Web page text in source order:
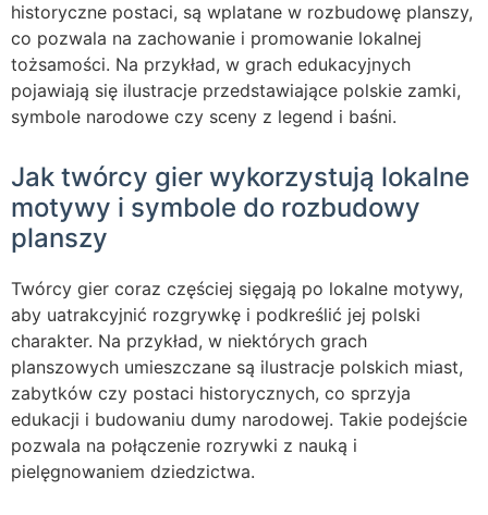
historyczne postaci, są wplatane w rozbudowę planszy,
co pozwala na zachowanie i promowanie lokalnej
tożsamości. Na przykład, w grach edukacyjnych
pojawiają się ilustracje przedstawiające polskie zamki,
symbole narodowe czy sceny z legend i baśni.
Jak twórcy gier wykorzystują lokalne
motywy i symbole do rozbudowy
planszy
Twórcy gier coraz częściej sięgają po lokalne motywy,
aby uatrakcyjnić rozgrywkę i podkreślić jej polski
charakter. Na przykład, w niektórych grach
planszowych umieszczane są ilustracje polskich miast,
zabytków czy postaci historycznych, co sprzyja
edukacji i budowaniu dumy narodowej. Takie podejście
pozwala na połączenie rozrywki z nauką i
pielęgnowaniem dziedzictwa.